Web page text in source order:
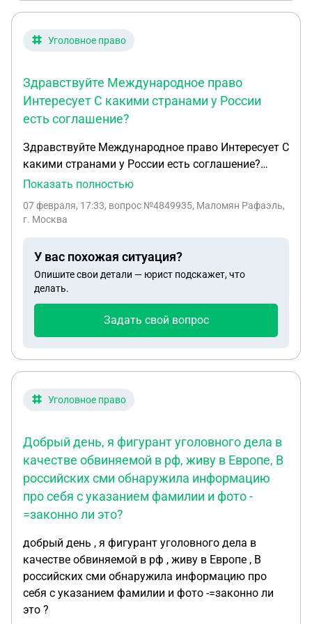
Уголовное право
Здравствуйте Международное право
Интересует С какими странами у России
есть соглашение?
Здравствуйте Международное право Интересует С
какими странами у России есть соглашение?
Здравствуйте Международное право Интересует С
выдаче своих граждан РФ в Другие страны
иностранные государства Вот его слова « На
практике Россия очень редко выдает своих
граждан, даже если имеются международные
соглашения с другими странами, поскольку
приоритет отдается конституции. Выдача
случаях, таких как утрата гражданства или
но такие случаи встречаются крайне редко» Вот
граждан . У него в графе специализация указано
«международное право» Так вот Поэтому и пишу
И он мне скидывает эти договора « РФ заключила
двусторонние договоры о выдаче граждан с
рядом государств. Среди них: Алжир (Конвенция
Народной Демократической Республикой о
выдаче от 15 июня 2023 года). Ангола (Договор
между Российской Федерацией и Республикой
Ангола о выдаче от 31 октября 2006 года).
Камбоджа (Договор между Российской
Показать полностью
07 февраля, 17:33, вопрос №4849935, Маломян Рафаэль,
г. Москва
У вас похожая ситуация?
Опишите свои детали — юрист подскажет, что
делать.
Задать свой вопрос
Уголовное право
Добрый день, я фигурант уголовного дела в
качестве обвиняемой в рф, живу в Европе, В
российских сми обнаружила информацию
про себя с указанием фамилии и фото -
=законно ли это?
добрый день , я фигурант уголовного дела в
качестве обвиняемой в рф , живу в Европе , В
российских сми обнаружила информацию про
себя с указанием фамилии и фото -=законно ли
это ?